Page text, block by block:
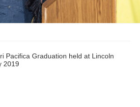
Pacifica Graduation held at Lincoln
2019